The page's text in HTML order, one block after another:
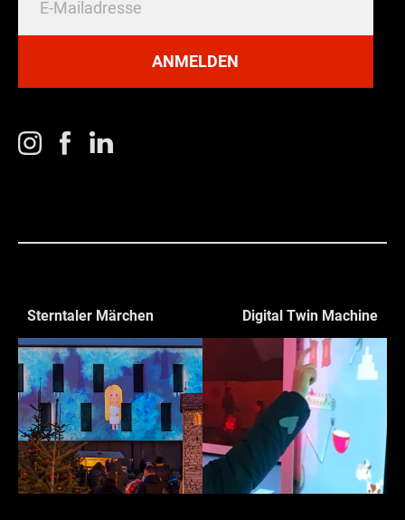
ANMELDEN
Sterntaler Märchen Digital Twin Machine